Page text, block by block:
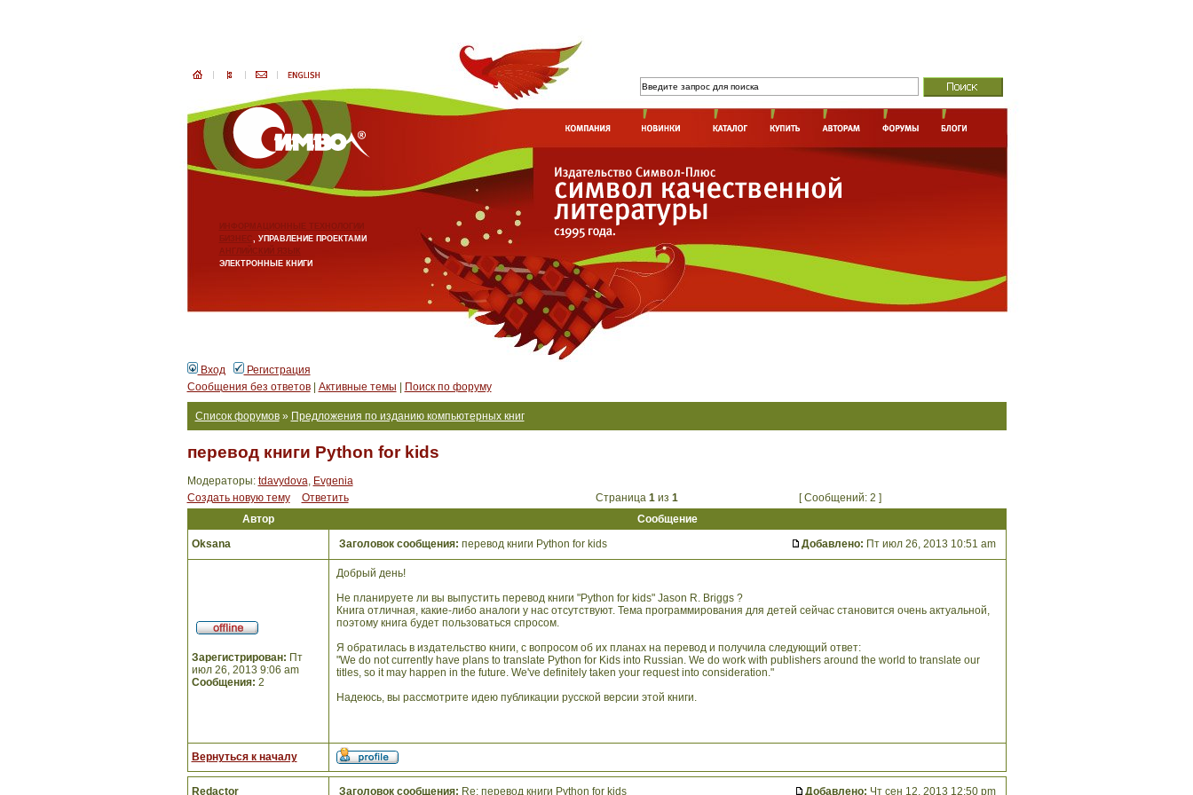
ИНФОРМАЦИОННЫЕ ТЕХНОЛОГИИ
БИЗНЕС, УПРАВЛЕНИЕ ПРОЕКТАМИ
АНГЛИЙСКИЙ ЯЗЫК
ЭЛЕКТРОННЫЕ КНИГИ
Вход
Регистрация
Сообщения без ответов| Активные темы Поиск по форуму
Список форумов» Предложения по изданию компьютерных книг
перевод книги Python for kids
Модераторы: tdavydova, Evgenia
Создать новую тему
Ответить Страница 1из 1
[ Сообщений: 2 ]
Автор
Сообщение
Oksana
Заголовок сообщения: перевод книги Python for kids Добавлено: Пт июл 26, 2013 10:51 am
Зарегистрирован: Пт
июл 26, 2013 9:06 am
Сообщения: 2
Добрый день!
Не планируете ли вы выпустить перевод книги "Python for kids" Jason R. Briggs ?
Книга отличная, какие-либо аналоги у нас отсутствуют. Тема программирования для детей сейчас становится очень актуальной,
поэтому книга будет пользоваться спросом.
Я обратилась в издательство книги, с вопросом об их планах на перевод и получила следующий ответ:
"We do not currently have plans to translate Python for Kids into Russian. We do work with publishers around the world to translate our
titles, so it may happen in the future. We've definitely taken your request into consideration."
Надеюсь, вы рассмотрите идею публикации русской версии этой книги.
Вернуться к началу
Redactor Заголовок сообщения: Re: перевод книги Python for kids Добавлено: Чт сен 12, 2013 12:50 pm